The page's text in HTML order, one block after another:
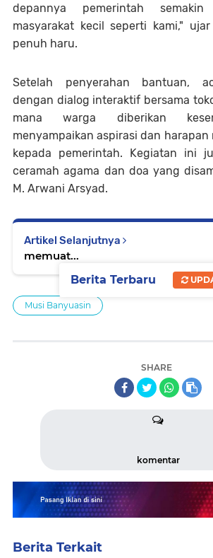
depannya pemerintah semakin
masyarakat kecil seperti kami,"
penuh haru.
Setelah penyerahan bantuan,
dengan dialog interaktif bersama
mana warga diberikan
menyampaikan aspirasi dan harapan
kepada pemerintah. Kegiatan ini
ceramah agama dan doa yang
M. Arwani Arsyad.
Artikel Selanjutnya
memuat...
Musi Banyuasin
SHARE
komentar
Berita Terkait
Berita Terbaru